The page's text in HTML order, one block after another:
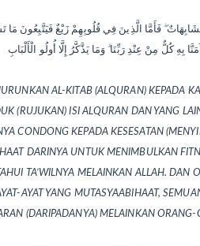
فَأَمَّا الَّذِينَ فِي قُلُوبِهِمْ زَيْغٌ فَيَتَّبِعُونَ مَا
بِهِ كُلٌّ مِنْ عِنْدِ رَبِّنَا ۗ وَمَا يَذَّكَّرُ إِلَّا أُولُو
الْأَلْبَابِ
AL-KITAB (ALQURAN) KEPADA
(RUJUKAN) ISI ALQURAN DAN YANG
CONDONG KEPADA KESESATAN
DARINYA UNTUK MENIMBULKAN
TA’WILNYA MELAINKAN ALLAH. DAN
AYAT YANG MUTASYAABIHAAT,
(DARIPADANYA) MELAINKAN ORANG-